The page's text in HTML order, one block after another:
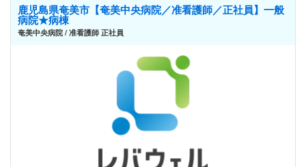
鹿児島県奄美市【奄美中央病院／准看護師／正社員】一般
病院★病棟
奄美中央病院 / 准看護師 正社員